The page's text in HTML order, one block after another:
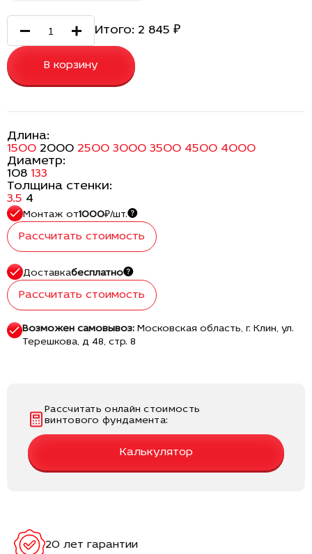
Итого: 2 845 ₽
В корзину
Длина:
1500 2000 2500 3000 3500 4500 4000
Диаметр:
108 133
Толщина стенки:
3.5 4
Монтаж от1000₽/шт.
Рассчитать стоимость
Доставкабесплатно
Рассчитать стоимость
Возможен самовывоз:Московская область, г. Клин, ул.
Терешкова, д 48, стр. 8
Рассчитать онлайн стоимость
винтового фундамента:
Калькулятор
20 лет гарантии